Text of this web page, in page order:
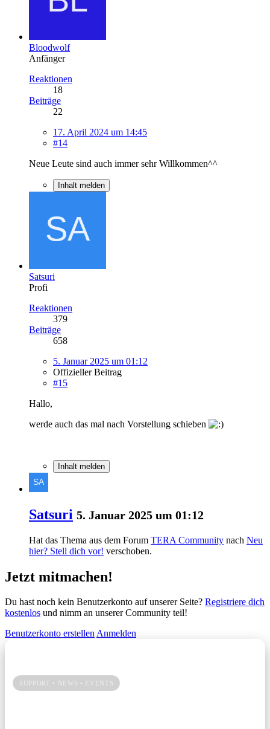
Bloodwolf
Anfänger
Reaktionen
18
Beiträge
22
17. April 2024 um 14:45
#14
Neue Leute sind auch immer sehr Willkommen^^
Inhalt melden
Satsuri
Profi
Reaktionen
379
Beiträge
658
5. Januar 2025 um 01:12
Offizieller Beitrag
#15
Hallo,
werde auch das mal nach Vorstellung schieben
Inhalt melden
Satsuri 5. Januar 2025 um 01:12
Hat das Thema aus dem Forum TERA Community nach Neu
hier? Stell dich vor! verschoben.
Jetzt mitmachen!
Du hast noch kein Benutzerkonto auf unserer Seite? Registriere dich
kostenlos und nimm an unserer Community teil!
Benutzerkonto erstellenAnmelden
SUPPORT • NEWS • EVENTS